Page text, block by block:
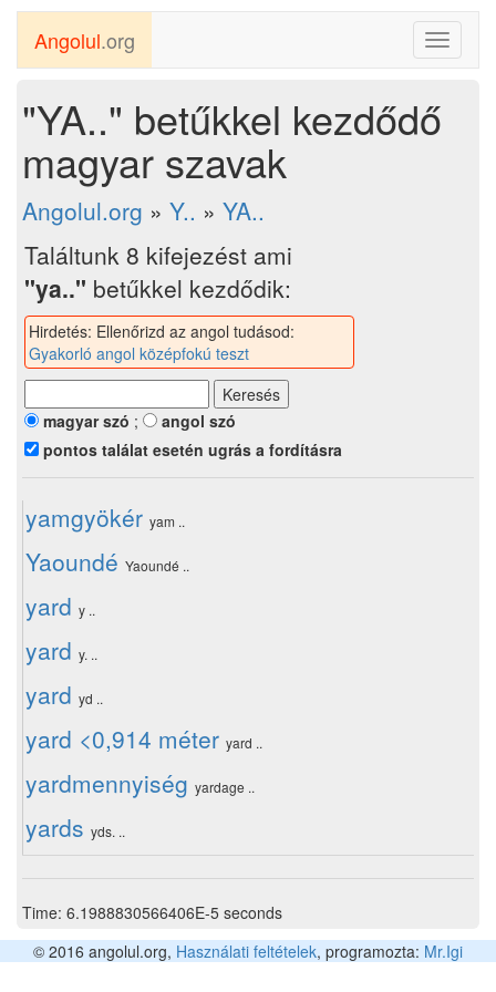
Toggle
Angolul.org
"YA.." betűkkel kezdődő
magyar szavak
Angolul.org » Y.. » YA..
Találtunk 8 kifejezést ami
"ya.." betűkkel kezdődik:
Hirdetés: Ellenőrizd az angol tudásod:
Gyakorló angol középfokú teszt
magyar szó ;
angol szó
pontos találat esetén ugrás a fordításra
yamgyökér yam ..
Yaoundé Yaoundé ..
yard y ..
yard y. ..
yard yd ..
yard <0,914 méter yard ..
yardmennyiség yardage ..
yards yds. ..
Time: 6.1988830566406E-5 seconds
© 2016 angolul.org, Használati feltételek, programozta: Mr.Igi